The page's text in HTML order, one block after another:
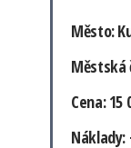
Město:
Městská
Cena: 15
Náklady: